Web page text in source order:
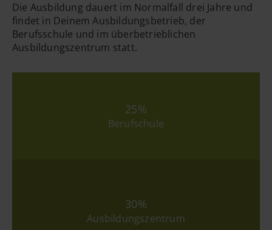
Die Ausbildung dauert im Normalfall drei Jahre und
findet in Deinem Ausbildungsbetrieb, der
Berufsschule und im überbetrieblichen
Ausbildungszentrum statt.
25%
Berufschule
30%
Ausbildungszentrum